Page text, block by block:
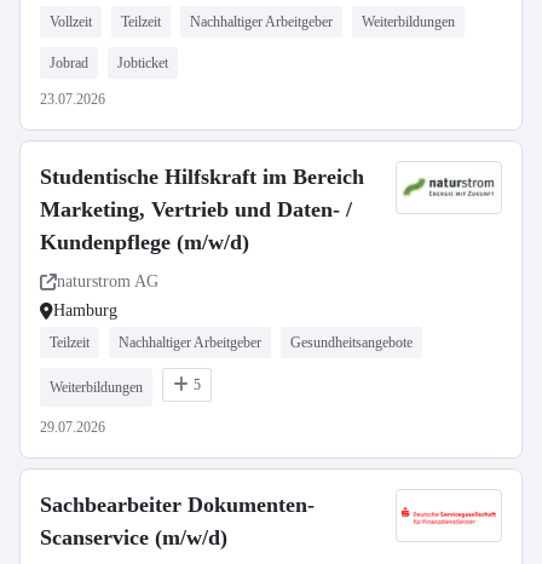
Vollzeit Teilzeit Nachhaltiger Arbeitgeber Weiterbildungen
Jobrad Jobticket
23.07.2026
Studentische Hilfskraft im Bereich
Marketing, Vertrieb und Daten- /
Kundenpflege (m/w/d)
naturstrom AG
Hamburg
Teilzeit Nachhaltiger Arbeitgeber Gesundheitsangebote
Weiterbildungen 5
29.07.2026
Sachbearbeiter Dokumenten-
Scanservice (m/w/d)